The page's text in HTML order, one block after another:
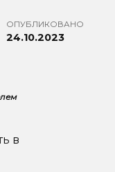
ОПУБЛИКОВАНО
24.10.2023
в